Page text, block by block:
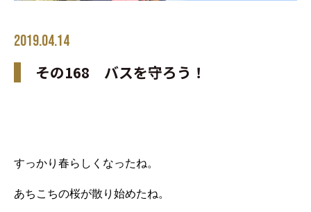
2019.04.14
その168 バスを守ろう！
すっかり春らしくなったね。
あちこちの桜が散り始めたね。